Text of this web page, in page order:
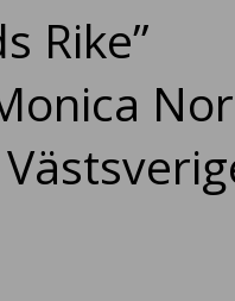
Rike”